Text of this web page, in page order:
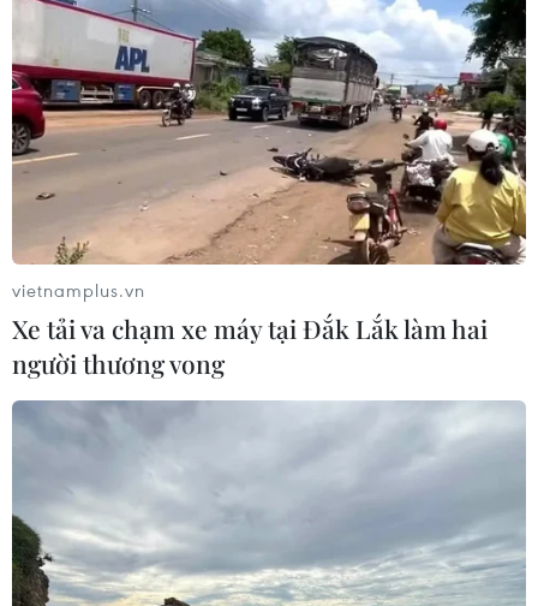
vietnamplus.vn
Xe tải va chạm xe máy tại Đắk Lắk làm hai
người thương vong